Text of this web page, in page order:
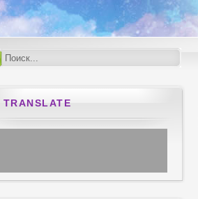
TRANSLATE